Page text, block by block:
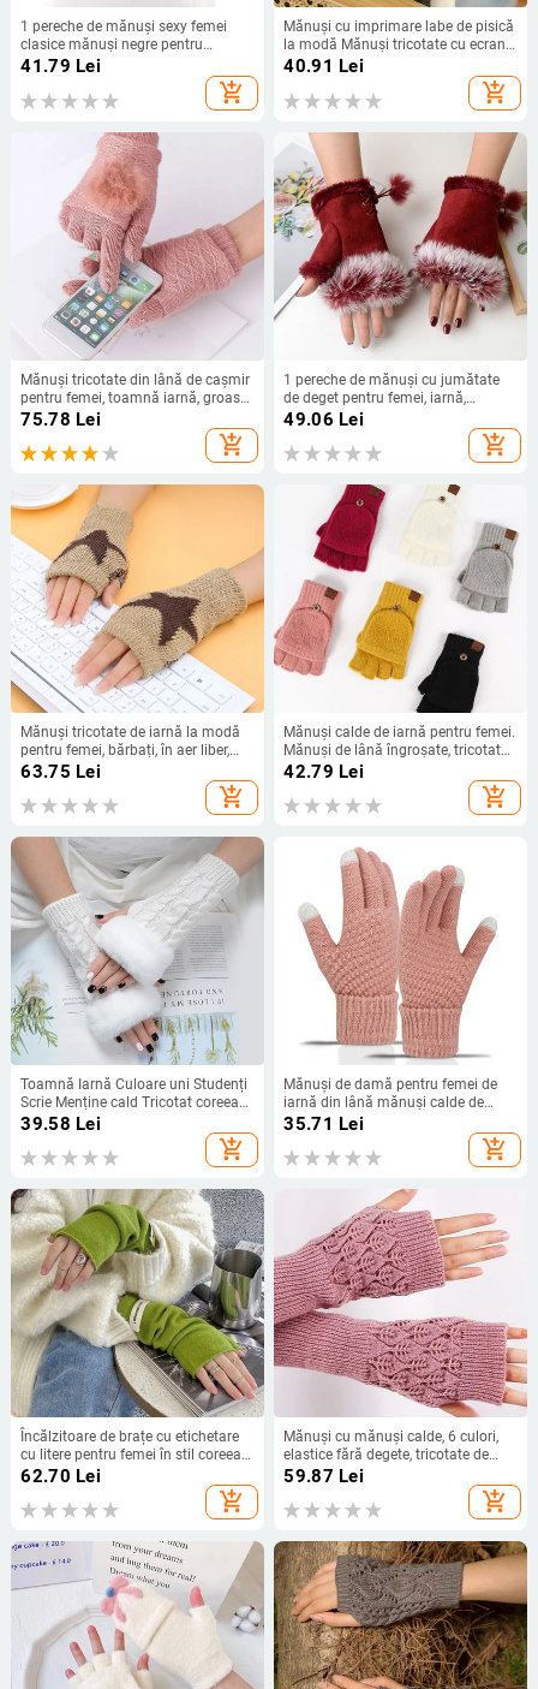
1 pereche de mănuși sexy femei
clasice mănuși negre pentru
petrecere de seară pentru bal de
operă mănuși lungi din satin elastic
pentru conducere mâneci de
41.79 Lei
add_shopping_cart
Mănuși cu imprimare labe de pisică
la modă Mănuși tricotate cu ecran
tactil pentru telefon mobil, iarnă,
groase și calde, pentru adulți,
pufoase, pentru bărbați, femei
40.91 Lei
add_shopping_cart
Mănuși tricotate din lână de cașmir
pentru femei, toamnă iarnă, groase,
calde, cu ecran tactil, mănuși de
pluș în interiorul degetelor întregi
75.78 Lei
add_shopping_cart
1 pereche de mănuși cu jumătate
de deget pentru femei, iarnă,
mănuși calde, piele de căprioară,
blană de iepure artificială, pentru
mâna încheieturii mâinii, încălzitor
49.06 Lei
add_shopping_cart
Mănuși tricotate de iarnă la modă
pentru femei, bărbați, în aer liber,
stretch, mănuși calde, pentru scris,
pentru birou, mănuși fără degete cu
jumătate de deget
63.75 Lei
add_shopping_cart
Mănuși calde de iarnă pentru femei.
Mănuși de lână îngroșate, tricotate,
fără degete, cu degete expuse,
42.79 Lei
add_shopping_cart
Toamnă Iarnă Culoare uni Studenți
Scrie Menține cald Tricotat coreean
Doamnă Protecție fără degete Mâni
Păr Gură Cânepă Mănuși Femei
39.58 Lei
add_shopping_cart
Mănuși de damă pentru femei de
iarnă din lână mănuși calde de
culoare uni din lână tricotate
mănuși rezistente la frig cadou de
iarnă 2023 перчатки женские
35.71 Lei
add_shopping_cart
Încălzitoare de brațe cu etichetare
cu litere pentru femei în stil coreean
Mănuși tricotate fără degete Mâneci
pentru încheietura mâinii Mănuși de
culoare pură Harajuku pentru femei
62.70 Lei
add_shopping_cart
Mănuși cu mănuși calde, 6 culori,
elastice fără degete, tricotate de
iarnă, confortabile, pentru femei,
pentru braț, croșetat, cadouri.
59.87 Lei
add_shopping_cart